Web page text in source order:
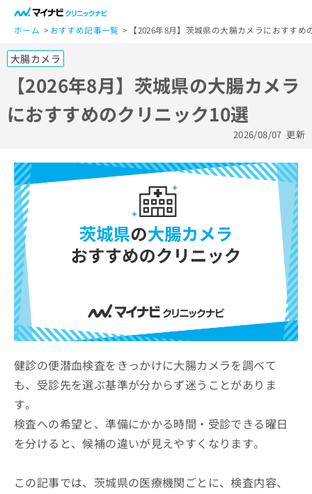
ホーム おすすめ記事一覧 【2026年8月】茨城県の大腸カメラにおすすめ
大腸カメラ
【2026年8月】茨城県の大腸カメラ
におすすめのクリニック10選
2026/08/07 更新
健診の便潜血検査をきっかけに大腸カメラを調べて
も、受診先を選ぶ基準が分からず迷うことがありま
す。
検査への希望と、準備にかかる時間・受診できる曜日
を分けると、候補の違いが見えやすくなります。
この記事では、茨城県の医療機関ごとに、検査内容、
一
般
ー
ザ
ー
の
方
ち
ら
マ
イ
ナ
ビ
ク
リ
ニ
ッ
ク
ビ
関
す
る
お
問
わ
医
療
関
係
者
の
方
は
こ
ら
広
告
出
稿
お
問
広
告
代
理
方